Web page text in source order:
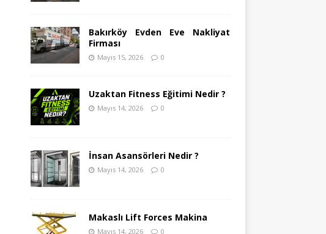
Bakırköy Evden Eve Nakliyat
Firması
Mayıs 15, 2026 0
Uzaktan Fitness Eğitimi Nedir ?
Mayıs 14, 2026 0
İnsan Asansörleri Nedir ?
Mayıs 14, 2026 0
Makaslı Lift Forces Makina
Mayıs 14, 2026 0